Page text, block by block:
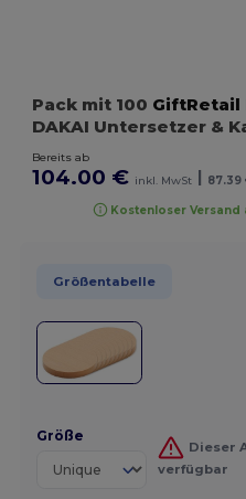
Pack mit 100 GiftRetail
DAKAI Untersetzer &
Bereits ab
104.00 € inkl. MwSt | 87.39
Kostenloser Versand
Größentabelle
Größe
Dieser
verfügbar